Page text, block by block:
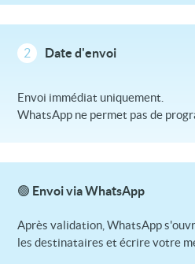
2 Date d'envoi
Envoi immédiat uniquement.
WhatsApp ne permet pas de
🟢 Envoi via WhatsApp
Après validation, WhatsApp
les destinataires et écrire votre